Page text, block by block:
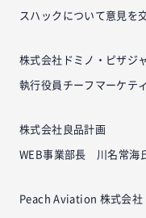
スハックについて意見を
株式会社ドミノ・ピザジ
執行役員チーフマーケテ
株式会社良品計画
WEB事業部長 川名常海
Peach Aviation 株式会社